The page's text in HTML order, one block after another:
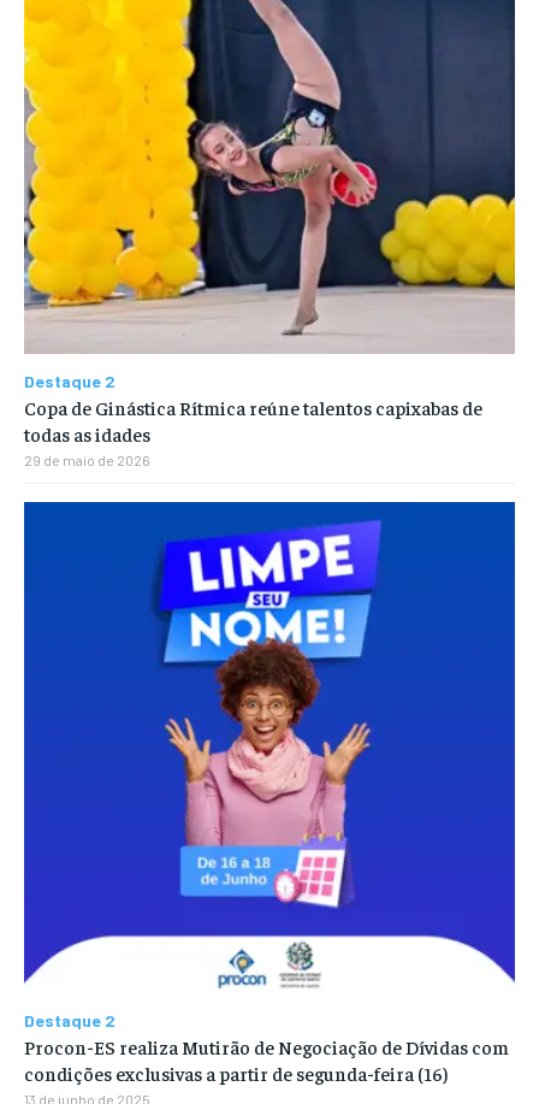
Destaque 2
Copa de Ginástica Rítmica reúne talentos capixabas de
todas as idades
29 de maio de 2026
Destaque 2
Procon-ES realiza Mutirão de Negociação de Dívidas com
condições exclusivas a partir de segunda-feira (16)
13 de junho de 2025